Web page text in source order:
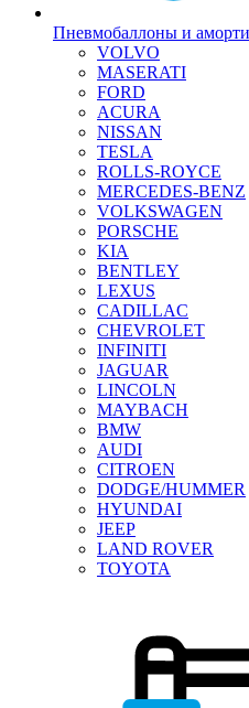
Пневмобаллоны и
VOLVO
MASERATI
FORD
ACURA
NISSAN
TESLA
ROLLS-ROYCE
MERCEDES-BENZ
VOLKSWAGEN
PORSCHE
KIA
BENTLEY
LEXUS
CADILLAC
CHEVROLET
INFINITI
JAGUAR
LINCOLN
MAYBACH
BMW
AUDI
CITROEN
DODGE/HUMMER
HYUNDAI
JEEP
LAND ROVER
TOYOTA